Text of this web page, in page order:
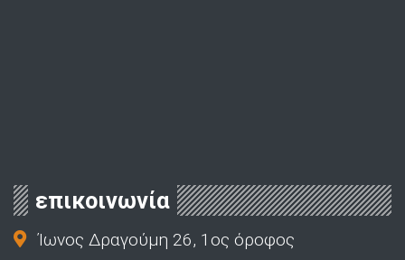
επικοινωνία
Ίωνος Δραγούμη 26, 1ος όροφος